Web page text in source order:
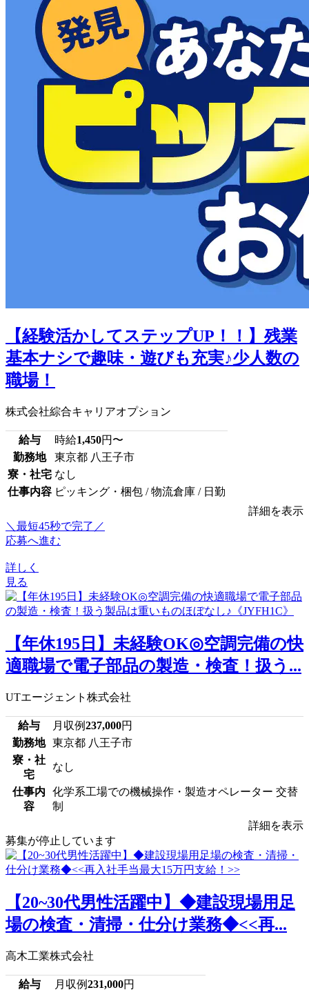
【経験活かしてステップUP！！】残業
基本ナシで趣味・遊びも充実♪少人数の
職場！
株式会社綜合キャリアオプション
給与 時給1,450円〜
勤務地
東京都 八王子市
寮・社宅 なし
仕事内容 ピッキング・梱包 / 物流倉庫 / 日勤
詳細を表示
＼最短45秒で完了／
応募へ進む
詳しく
見る
【年休195日】未経験OK◎空調完備の快
適職場で電子部品の製造・検査！扱う...
UTエージェント株式会社
給与 月収例237,000円
勤務地
東京都 八王子市
寮・社
宅
なし
仕事内
容
化学系工場での機械操作・製造オペレーター 交替
制
詳細を表示
募集が停止しています
【20~30代男性活躍中】◆建設現場用足
場の検査・清掃・仕分け業務◆<<再...
高木工業株式会社
給与 月収例231,000円